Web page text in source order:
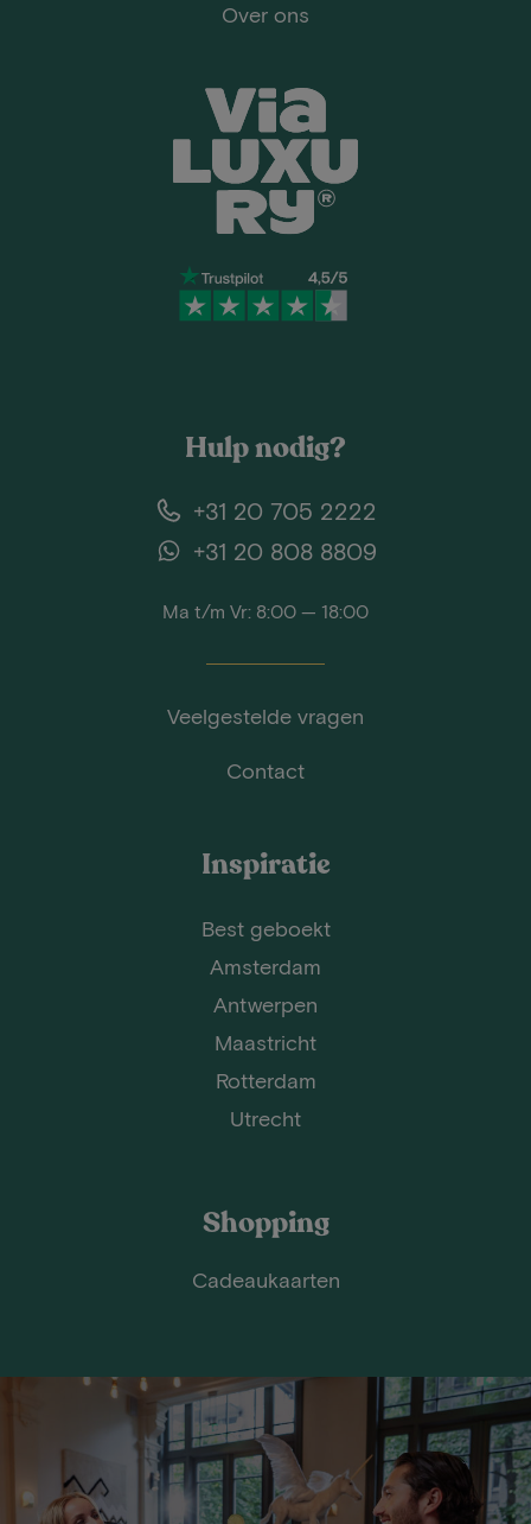
Over ons
Hulp nodig?
+31 20 705 2222
+31 20 808 8809
Ma t/m Vr: 8:00 — 18:00
Veelgestelde vragen
Contact
Inspiratie
Best geboekt
Amsterdam
Antwerpen
Maastricht
Rotterdam
Utrecht
Shopping
Cadeaukaarten